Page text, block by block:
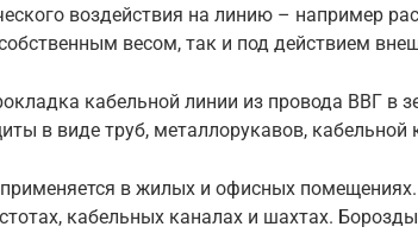
воздействия на линию – например
весом, так и под действием
кабельной линии из провода ВВГ в
в виде труб, металлорукавов, кабельной
в жилых и офисных
кабельных каналах и шахтах.